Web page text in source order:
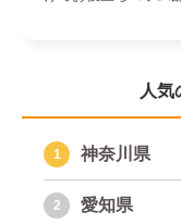
人気
神奈川県
愛知県